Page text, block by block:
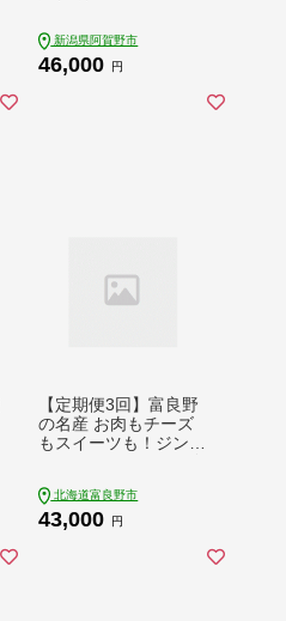
グルト のむよーぐる
と ヨーグルト 1B080
新潟県阿賀野市
46,000 円
【定期便3回】富良野
の名産 お肉もチーズ
もスイーツも！ジンギ
特産品 贅沢 果物 乳製
品 肉 お肉 ベリー 定
北海道富良野市
43,000 円